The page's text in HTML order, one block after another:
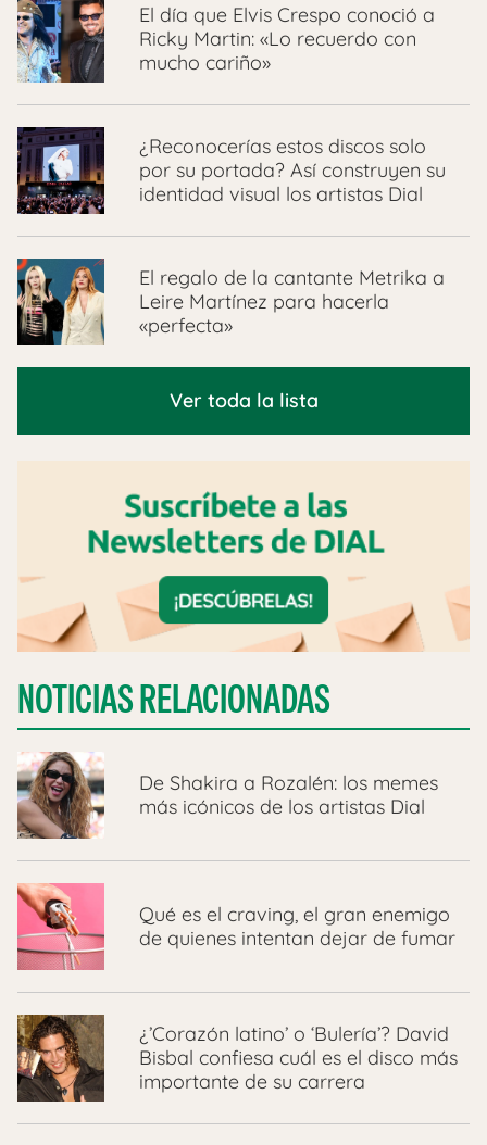
El día que Elvis Crespo conoció a
Ricky Martin: «Lo recuerdo con
mucho cariño»
¿Reconocerías estos discos solo
por su portada? Así construyen su
identidad visual los artistas Dial
El regalo de la cantante Metrika a
Leire Martínez para hacerla
«perfecta»
Ver toda la lista
NOTICIAS RELACIONADAS
De Shakira a Rozalén: los memes
más icónicos de los artistas Dial
Qué es el craving, el gran enemigo
de quienes intentan dejar de fumar
¿’Corazón latino’ o ‘Bulería’? David
Bisbal confiesa cuál es el disco más
importante de su carrera